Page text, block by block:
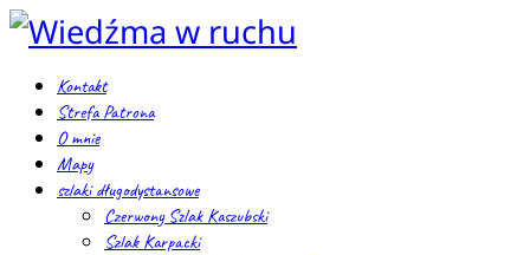
Kontakt
Strefa Patrona
O mnie
Mapy
szlaki długodystansowe
Czerwony Szlak Kaszubski
Szlak Karpacki